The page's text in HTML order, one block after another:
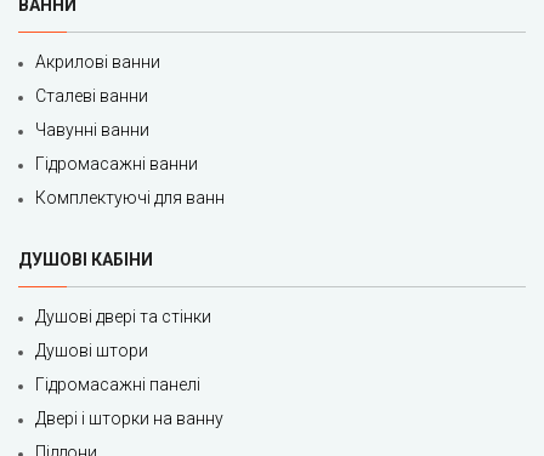
ВАННИ
Акрилові ванни
Сталеві ванни
Чавунні ванни
Гідромасажні ванни
Комплектуючі для ванн
ДУШОВІ КАБІНИ
Душові двері та стінки
Душові штори
Гідромасажні панелі
Двері і шторки на ванну